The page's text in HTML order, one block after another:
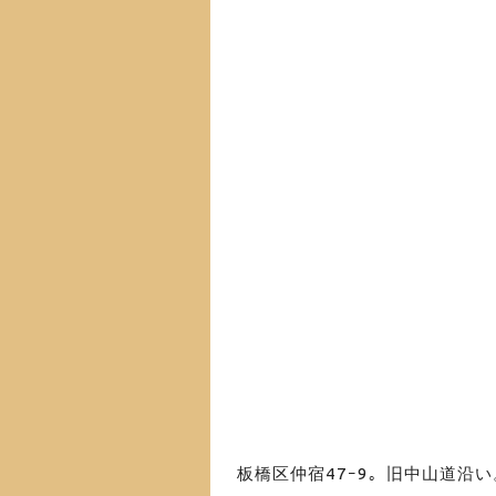
板橋区仲宿47ｰ9。旧中山道沿い